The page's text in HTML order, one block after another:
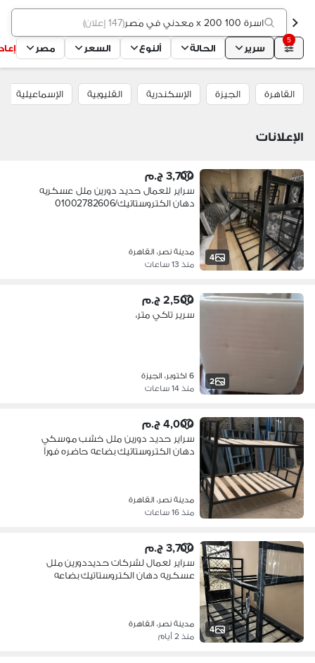
اسرة 100 x 200 معدني في مَصر (147 إعلان )
5
سرير الحالة ألنوع السعر مصر
القاهرة الجيزة الإسكندرية القليوبية الإسماعيلية
الإعلانات
4
3,700 ج.م
سراير للعمال حديد دورين ملل عسكريه
دهان الكتروستاتيك/01002782606
مدينة نصر، القاهرة
منذ 13 ساعات
2
2,500 ج.م
سرير تاكي متر،
6 اكتوبر، الجيزة
منذ 14 ساعات
4,000 ج.م
سراير حديد دورين ملل خشب موسكي
دهان الكتروستاتيك بضاعه حاضره فورآ
مدينة نصر، القاهرة
منذ 16 ساعات
4
3,700 ج.م
سراير لعمال لشركات حديددورين ملل
عسكريه دهان الكتروستاتيك بضاعه
مدينة نصر، القاهرة
منذ 2 أيام